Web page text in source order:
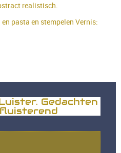
realistisch.
pasta en stempelen Vernis:
Gedachten